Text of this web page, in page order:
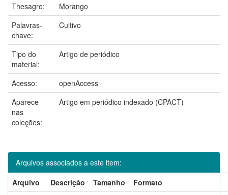
Thesagro:
Morango
Palavras-
chave:
Cultivo
Tipo do
material:
Artigo de periódico
Acesso:
openAccess
Aparece
nas
coleções:
Artigo em periódico indexado (CPACT)
Arquivos associados a este item:
Arquivo
Descrição Tamanho
Formato